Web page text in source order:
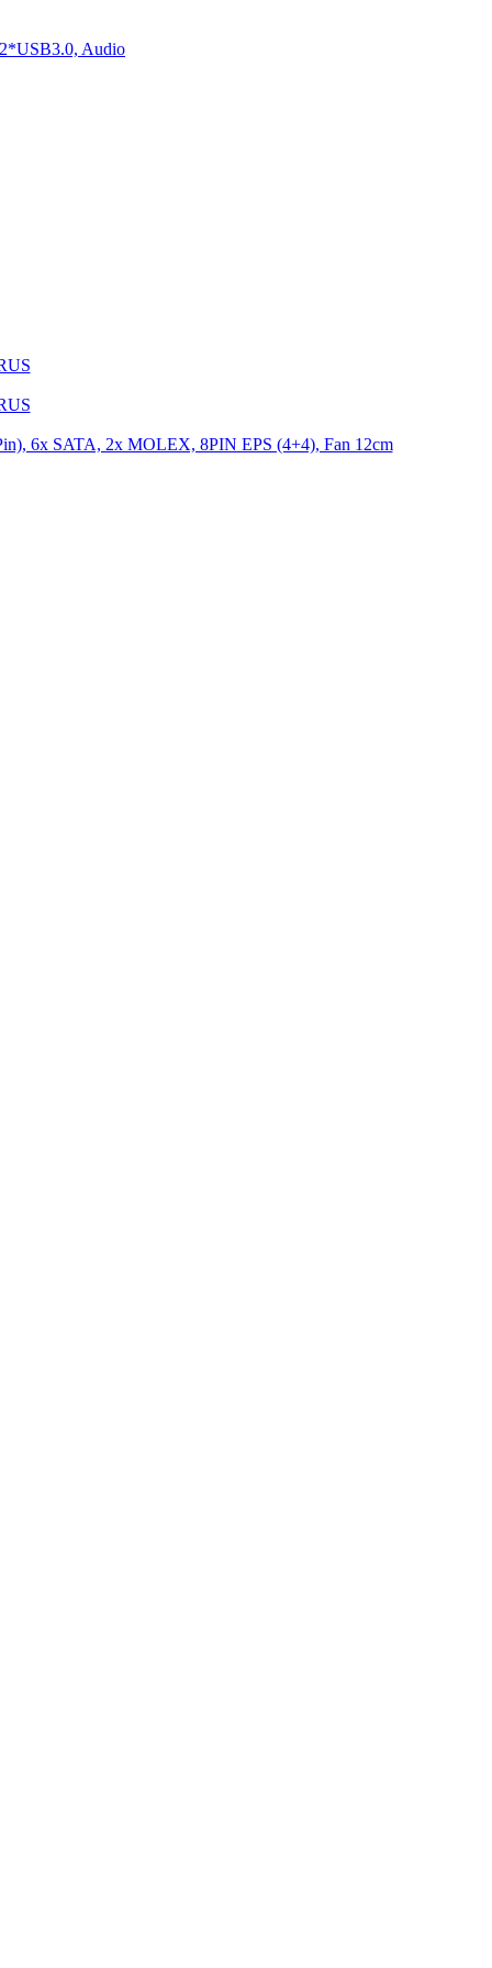
Audio
6x SATA, 2x MOLEX, 8PIN EPS (4+4), Fan 12cm